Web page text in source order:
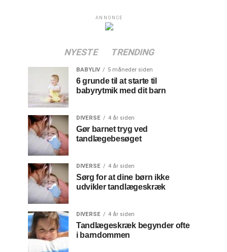
ANNONCE
NYESTE TRENDING
BABYLIV 5 måneder siden
6 grunde til at starte til
babyrytmik med dit barn
DIVERSE 4 år siden
Gør barnet tryg ved
tandlægebesøget
DIVERSE 4 år siden
Sørg for at dine børn ikke
udvikler tandlægeskræk
DIVERSE 4 år siden
Tandlægeskræk begynder ofte
i barndommen